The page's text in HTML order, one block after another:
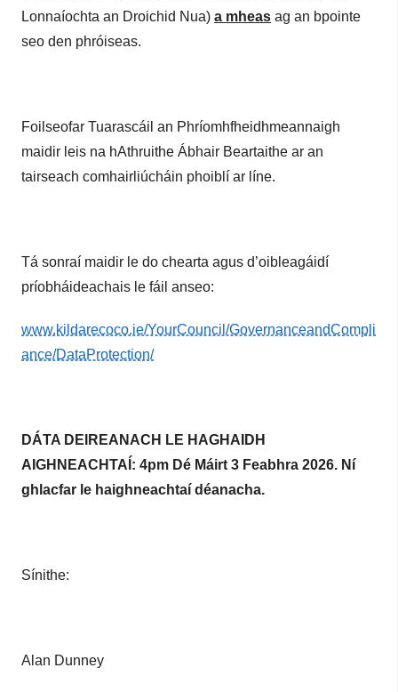
Lonnaíochta an Droichid Nua) a mheas ag an bpointe
seo den phróiseas.
Foilseofar Tuarascáil an Phríomhfheidhmeannaigh
maidir leis na hAthruithe Ábhair Beartaithe ar an
tairseach comhairliúcháin phoiblí ar líne.
Tá sonraí maidir le do chearta agus d’oibleagáidí
príobháideachais le fáil anseo:
www.kildarecoco.ie/YourCouncil/GovernanceandCompli
ance/DataProtection/
DÁTA DEIREANACH LE HAGHAIDH
AIGHNEACHTAÍ: 4pm Dé Máirt 3 Feabhra 2026. Ní
ghlacfar le haighneachtaí déanacha.
Sínithe:
Alan Dunney